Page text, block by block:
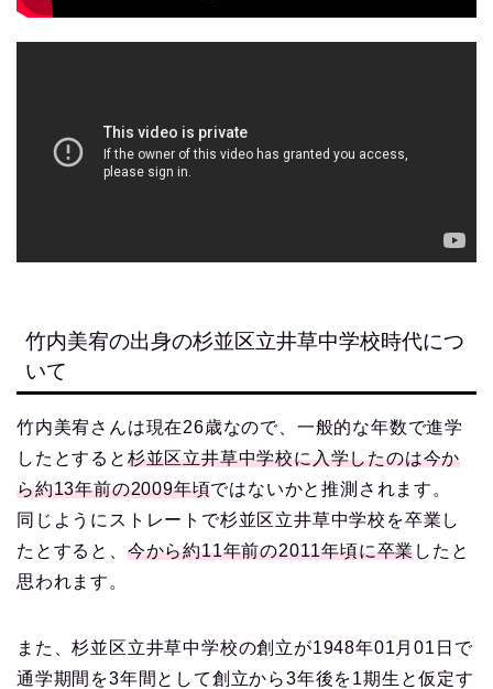
竹内美宥の出身の杉並区立井草中学校時代につ
いて
竹内美宥さんは現在26歳なので、一般的な年数で進学
したとすると 杉並区立井草中学校に入学したのは今か
ら約13年前の2009年頃ではないかと推測されます。
同じようにストレートで杉並区立井草中学校を卒業し
たとすると、 今から約11年前の2011年頃に卒業したと
思われます。
また、杉並区立井草中学校の創立が1948年01月01日で
通学期間を3年間として創立から3年後を1期生と仮定す